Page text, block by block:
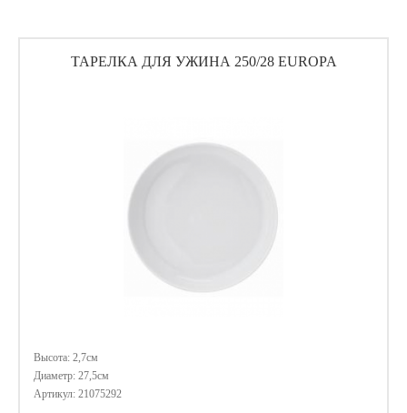
ТАРЕЛКА ДЛЯ УЖИНА 250/28 EUROPA
Высота: 2,7см
Диаметр: 27,5см
Артикул: 21075292